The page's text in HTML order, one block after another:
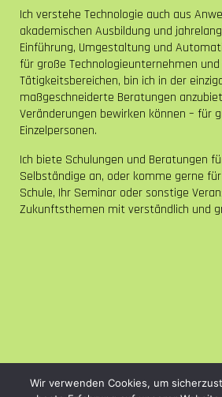
Ich verstehe Technologie auch aus
akademischen Ausbildung und
Einführung, Umgestaltung und
für große Technologieunternehmen
Tätigkeitsbereichen, bin ich in der
maßgeschneiderte Beratungen
Veränderungen bewirken können – für
Einzelpersonen.
Ich biete Schulungen und Beratungen
Selbständige an, oder komme gerne
Schule, Ihr Seminar oder sonstige
Zukunftsthemen mit verständlich und
Wir verwenden Cookies, um